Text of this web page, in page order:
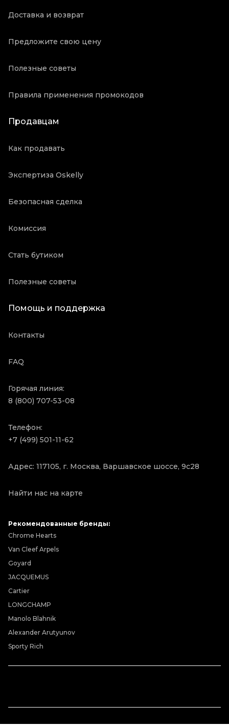
Доставка и возврат
Предложите свою цену
Полезные советы
Правила применения промокодов
Продавцам
Как продавать
Экспертиза Oskelly
Безопасная сделка
Комиссия
Стать бутиком
Полезные советы
Помощь и поддержка
Контакты
FAQ
Горячая линия:
8 (800) 707-53-08
Телефон:
+7 (499) 501-11-62
Адрес: 117105, г. Москва, Варшавское шоссе, 9с28
Найти нас на карте
Рекомендованные бренды:
Chrome Hearts
Van Cleef Arpels
Goyard
JACQUEMUS
Cartier
LONGCHAMP
Manolo Blahnik
Alexander Arutyunov
Sporty Rich